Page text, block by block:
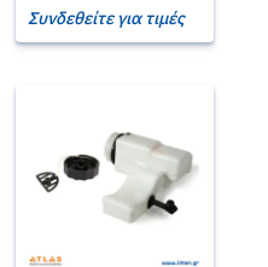
Συνδεθείτε για τιμές